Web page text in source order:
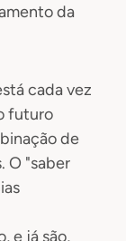
da
cada vez
futuro
de
O "saber
e já são,